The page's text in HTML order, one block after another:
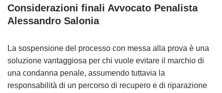
Considerazioni finali Avvocato Penalista
Alessandro Salonia
La sospensione del processo con messa alla prova è una
soluzione vantaggiosa per chi vuole evitare il marchio di
una condanna penale, assumendo tuttavia la
responsabilità di un percorso di recupero e di riparazione